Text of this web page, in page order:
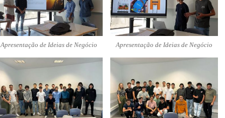
Apresentação de Ideias de Negócio Apresentação de Ideias de Negócio